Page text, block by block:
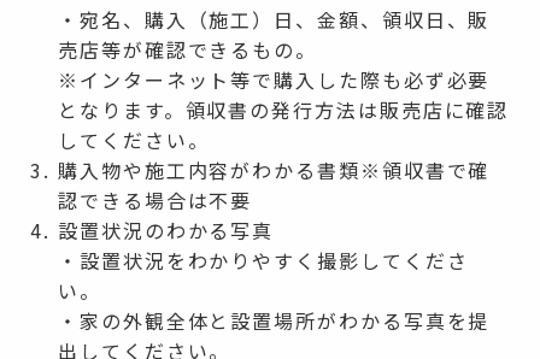
・宛名、購入（施工）日、金額、領収日、販
売店等が確認できるもの。
※インターネット等で購入した際も必ず必要
となります。領収書の発行方法は販売店に確認
してください。
購入物や施工内容がわかる書類※領収書で確
認できる場合は不要
設置状況のわかる写真
・設置状況をわかりやすく撮影してくださ
い。
・家の外観全体と設置場所がわかる写真を提
出してください。